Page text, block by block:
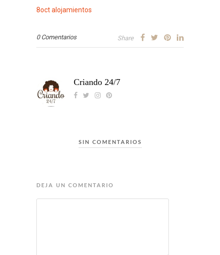
8oct alojamientos
0 Comentarios Share
Criando 24/7
SIN COMENTARIOS
DEJA UN COMENTARIO